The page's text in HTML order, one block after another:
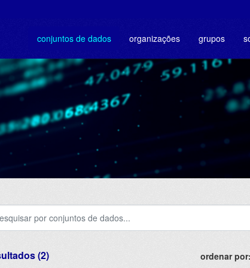
conjuntos de dados organizações grupos
ordenar por
(2)